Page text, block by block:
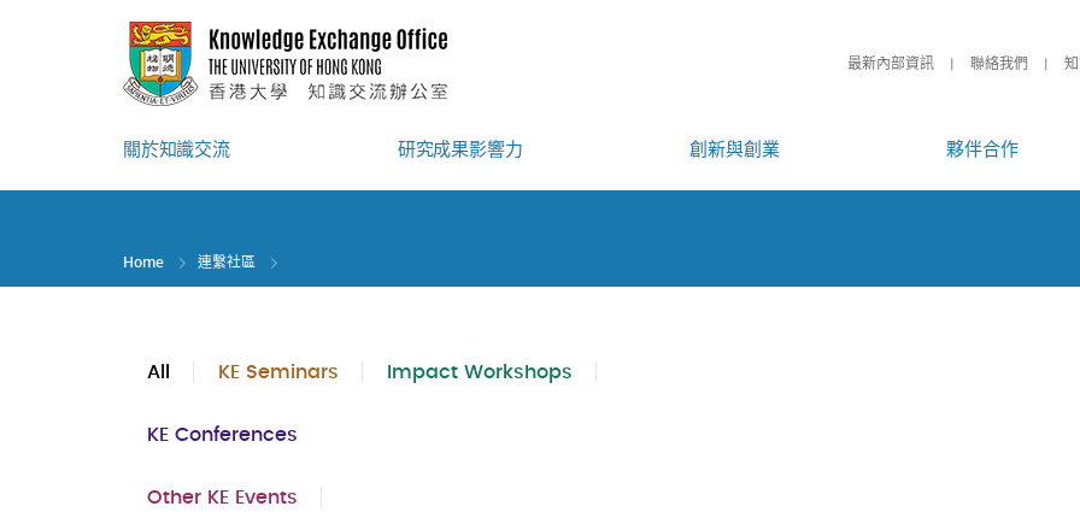
最新內部資訊 聯絡我們
關於知識交流 研究成果影響力 創新與創業 夥伴合作
Home 連繫社區
All KE Seminars Impact Workshops
KE Conferences
Other KE Events